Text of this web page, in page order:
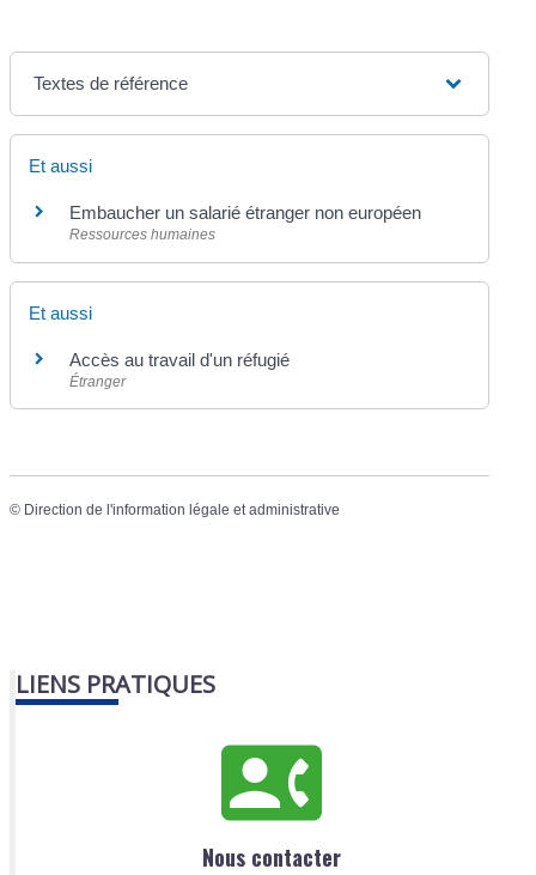
Textes de référence
Et aussi
Embaucher un salarié étranger non européen
Ressources humaines
Et aussi
Accès au travail d'un réfugié
Étranger
© Direction de l'information légale et administrative
LIENS PRATIQUES
Nous contacter